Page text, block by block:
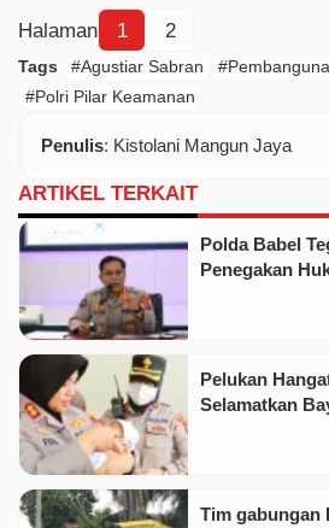
Halaman 1 2
Tags #Agustiar Sabran
#Polri Pilar Keamanan
Penulis: Kistolani Mangun Jaya
ARTIKEL TERKAIT
Polda Babel
Penegakan
Pelukan
Selamatkan
Tim gabungan